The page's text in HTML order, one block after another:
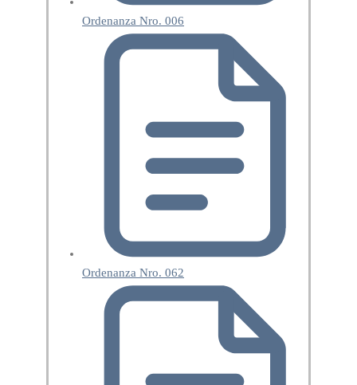
Ordenanza Nro. 006
Ordenanza Nro. 062